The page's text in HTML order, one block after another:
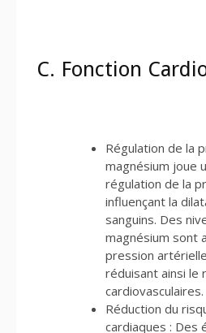
C. Fonction
Régulation de la
magnésium joue
régulation de la
influençant la
sanguins. Des
magnésium sont
pression
réduisant ainsi le
cardiovasculaires.
Réduction du
cardiaques : Des